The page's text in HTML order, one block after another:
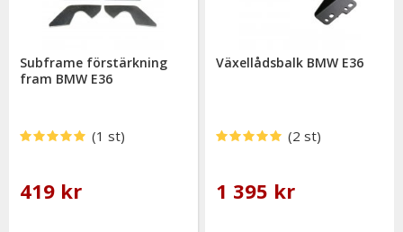
Subframe förstärkning
fram BMW E36
(1 st)
419 kr
Växellådsbalk BMW E36
(2 st)
1 395 kr